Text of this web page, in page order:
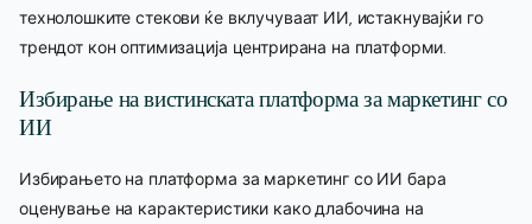
технолошките стекови ќе вклучуваат ИИ, истакнувајќи го
трендот кон оптимизација центрирана на платформи.
Избирање на вистинската платформа за маркетинг со
ИИ
Избирањето на платформа за маркетинг со ИИ бара
оценување на карактеристики како длабочина на